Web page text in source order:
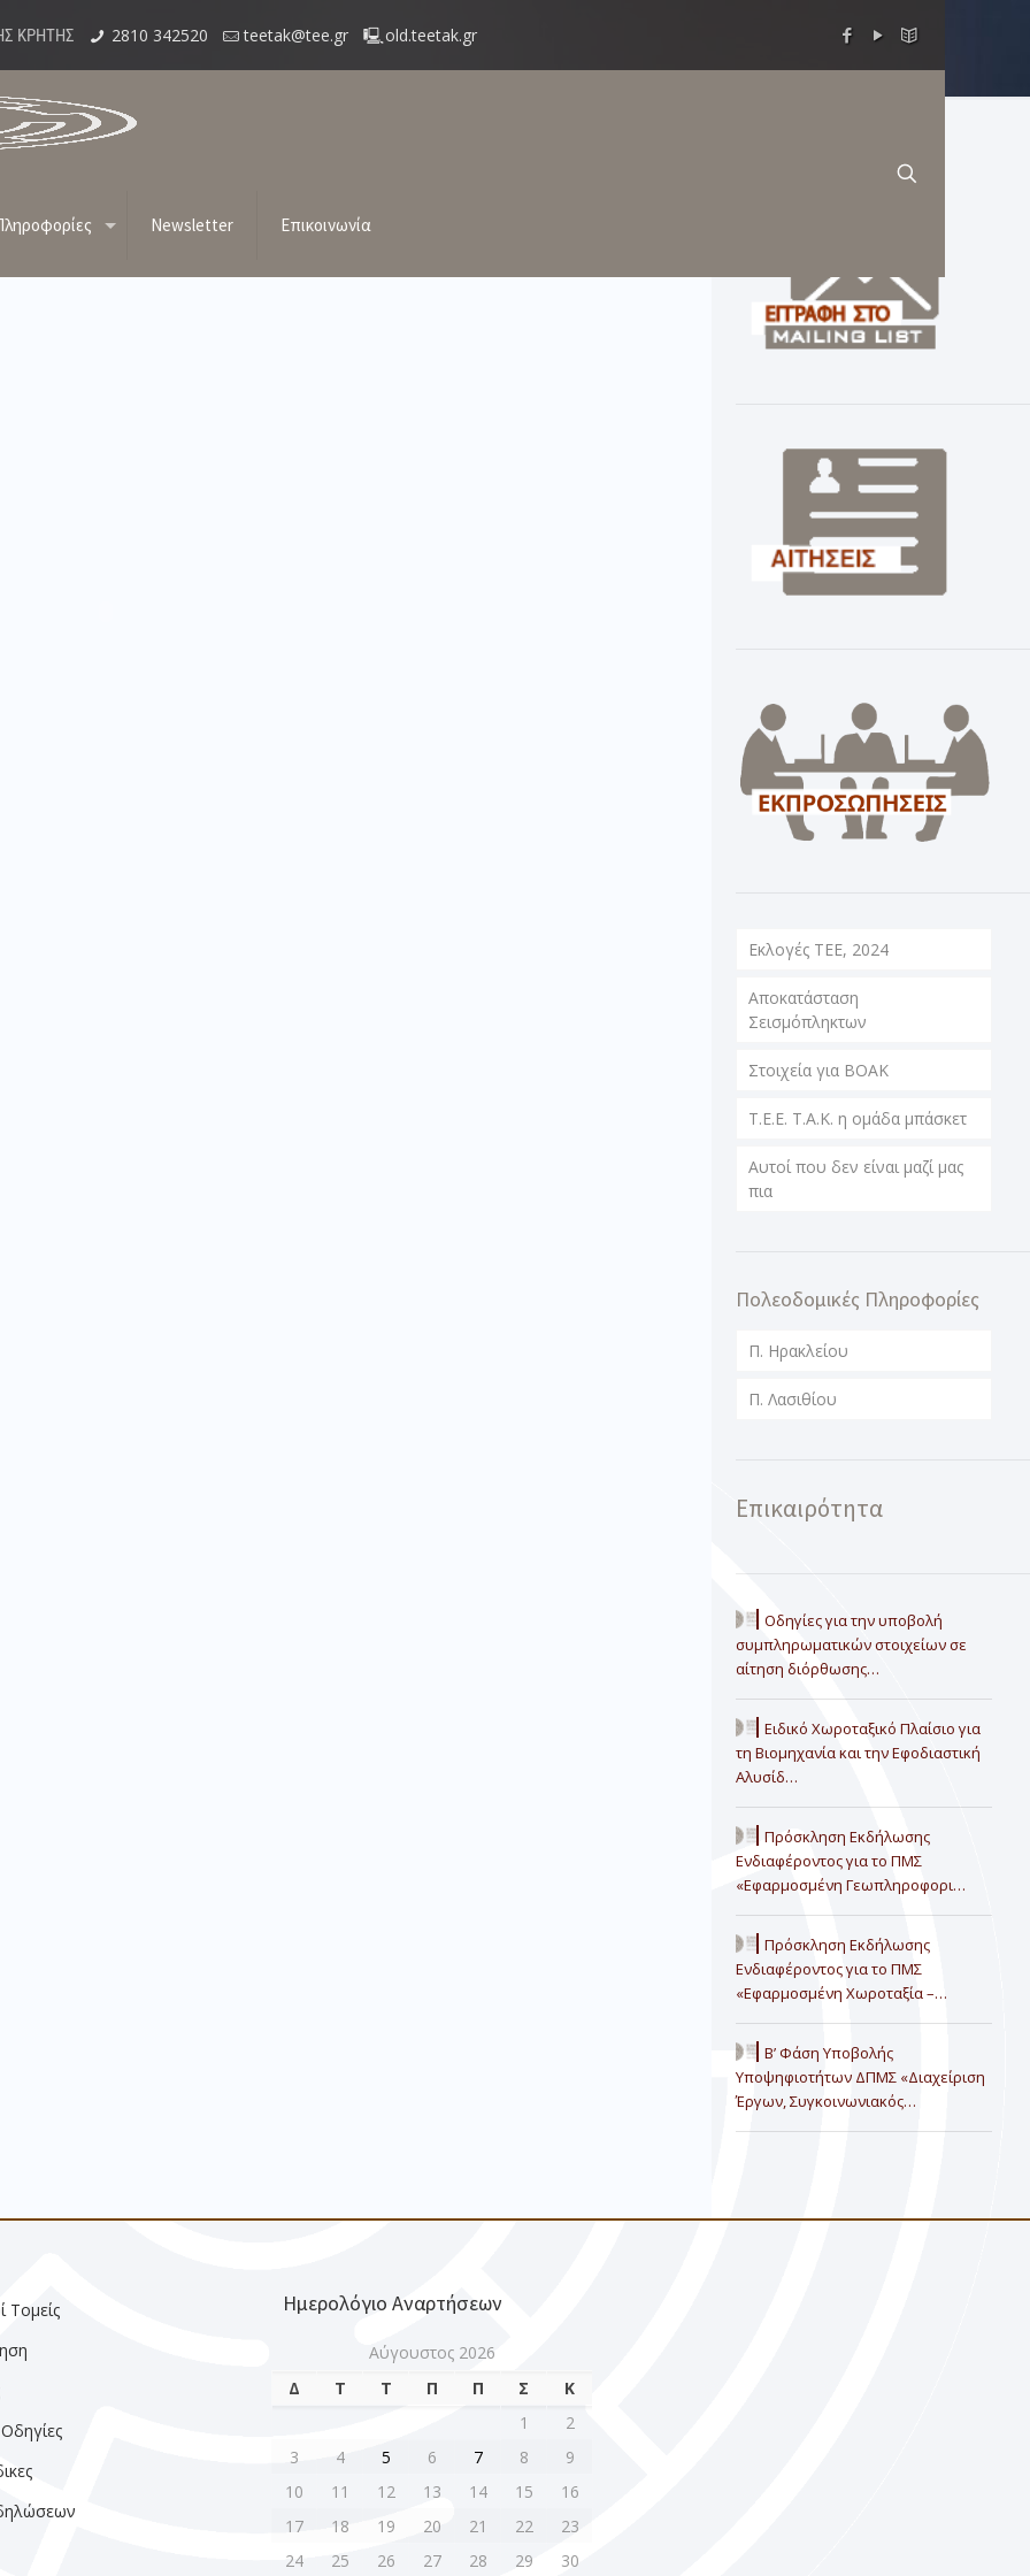
ΚΡΗΤΗΣ 2810 342520 teetak@tee.gr old.teetak.gr
Newsletter Επικοινωνία
στην Π.Ε. Ηρακλείου»
Εκλογές ΤΕΕ, 2024
Αποκατάσταση
Σεισμόπληκτων
Στοιχεία για ΒΟΑΚ
T.E.E. T.A.K. η ομάδα μπάσκετ
Αυτοί που δεν είναι μαζί μας
πια
Πολεοδομικές Πληροφορίες
Π. Ηρακλείου
Π. Λασιθίου
Επικαιρότητα
Οδηγίες για την υποβολή
συμπληρωματικών στοιχείων σε
αίτηση διόρθωσης…
Ειδικό Χωροταξικό Πλαίσιο για
τη Βιομηχανία και την Εφοδιαστική
Αλυσίδ…
Πρόσκληση Εκδήλωσης
Ενδιαφέροντος για το ΠΜΣ
«Εφαρμοσμένη Γεωπληροφορι…
Πρόσκληση Εκδήλωσης
Ενδιαφέροντος για το ΠΜΣ
«Εφαρμοσμένη Χωροταξία –…
Β’ Φάση Υποβολής
Υποψηφιοτήτων ΔΠΜΣ «Διαχείριση
Έργων, Συγκοινωνιακός…
Τομείς
Ημερολόγιο Αναρτήσεων
Αύγουστος 2026
Δ
Τ Τ Π Π Σ
Κ
1
2
3
4 5 6 7 8
9
10
11 12 13 14 15
16
17
18 19 20 21 22
23
24
25 26 27 28 29 30